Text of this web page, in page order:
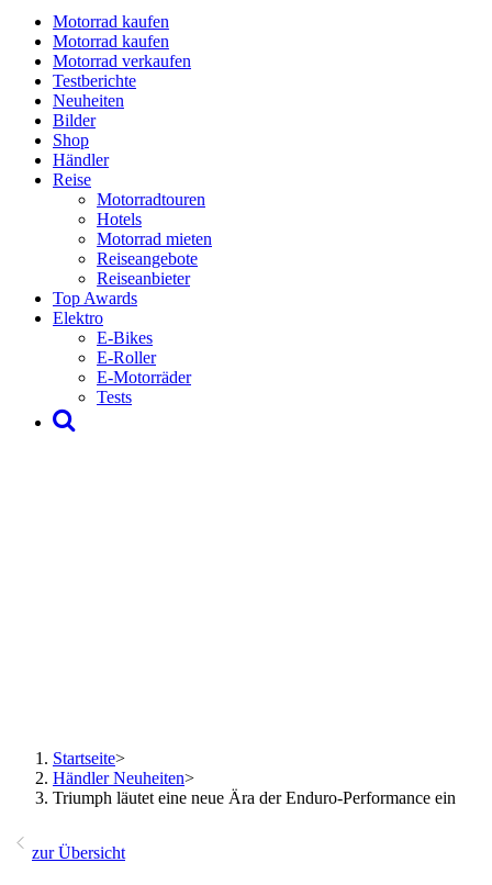
Motorrad kaufen
Motorrad kaufen
Motorrad verkaufen
Testberichte
Neuheiten
Bilder
Shop
Händler
Reise
Motorradtouren
Hotels
Motorrad mieten
Reiseangebote
Reiseanbieter
Top Awards
Elektro
E-Bikes
E-Roller
E-Motorräder
Tests
Startseite>
Händler Neuheiten>
Triumph läutet eine neue Ära der Enduro-Performance ein
zur Übersicht